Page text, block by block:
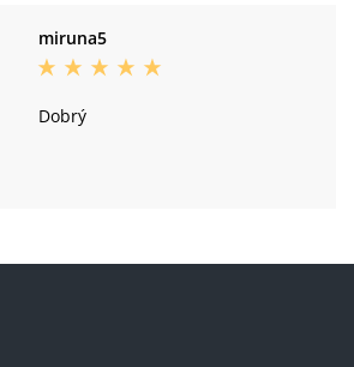
miruna5
Dobrý